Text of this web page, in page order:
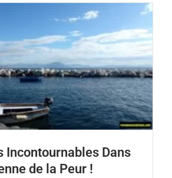
Incontournables Dans
de la Peur !